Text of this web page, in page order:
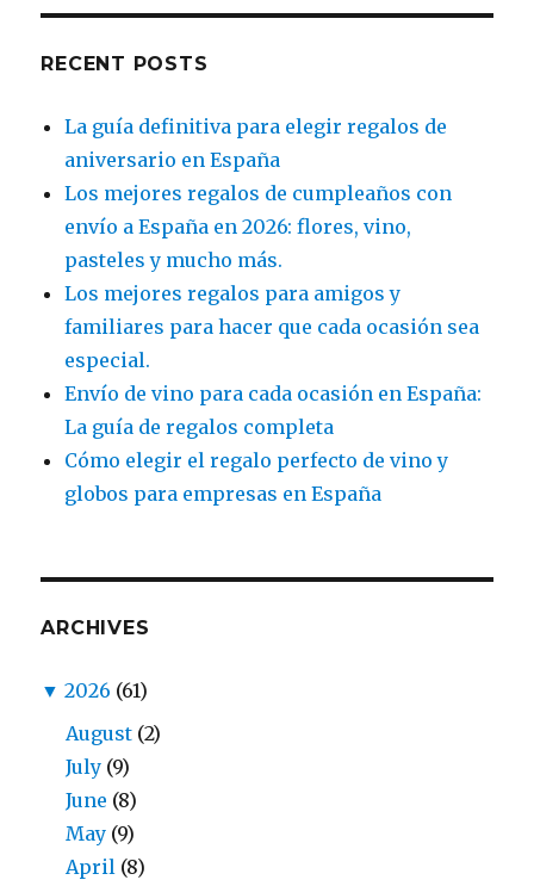
RECENT POSTS
La guía definitiva para elegir regalos de
aniversario en España
Los mejores regalos de cumpleaños con
envío a España en 2026: flores, vino,
pasteles y mucho más.
Los mejores regalos para amigos y
familiares para hacer que cada ocasión sea
especial.
Envío de vino para cada ocasión en España:
La guía de regalos completa
Cómo elegir el regalo perfecto de vino y
globos para empresas en España
ARCHIVES
▼ 2026 (61)
August (2)
July (9)
June (8)
May (9)
April (8)